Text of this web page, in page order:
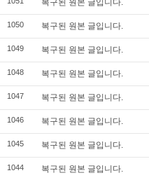
복구된 원본 글입니다.
1050 복구된 원본 글입니다.
1049 복구된 원본 글입니다.
1048 복구된 원본 글입니다.
1047 복구된 원본 글입니다.
1046 복구된 원본 글입니다.
1045 복구된 원본 글입니다.
1044 복구된 원본 글입니다.